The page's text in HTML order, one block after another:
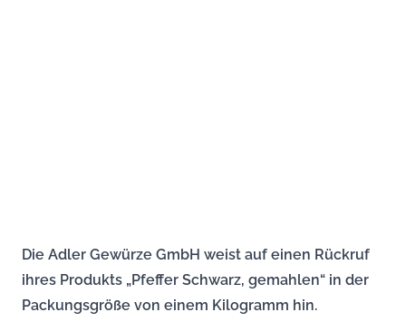
Die Adler Gewürze GmbH weist auf einen Rückruf
ihres Produkts „Pfeffer Schwarz, gemahlen“ in der
Packungsgröße von einem Kilogramm hin.